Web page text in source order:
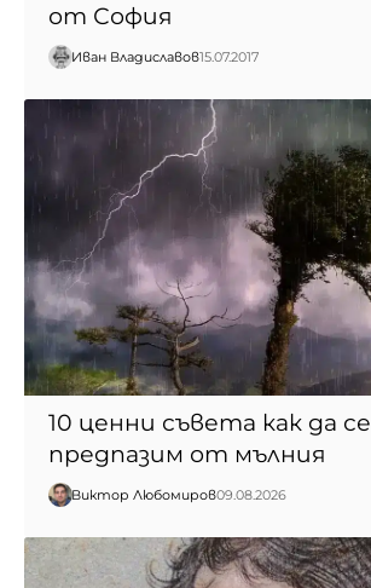
от София
Иван Владиславов15.07.2017
10 ценни съвета как да се
предпазим от мълния
Виктор Любомиров09.08.2026